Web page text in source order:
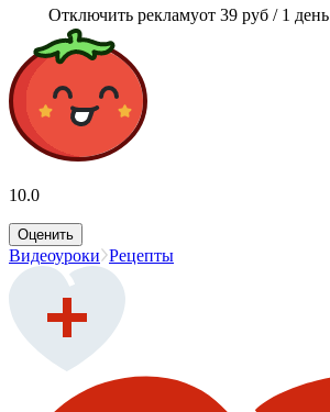
Отключить рекламуот 39 руб / 1 день
10.0
Оценить
Видеоуроки Рецепты